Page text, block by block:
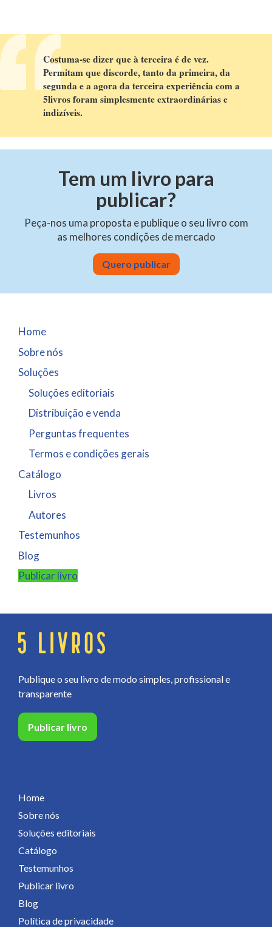
Costuma-se dizer que à terceira é de vez.
Permitam que discorde, tanto da primeira, da
segunda e a agora da terceira experiência com a
5livros foram simplesmente extraordinárias e
indizíveis.
Tem um livro para
publicar?
Peça-nos uma proposta e publique o seu livro com
as melhores condições de mercado
Quero publicar
Home
Sobre nós
Soluções
Soluções editoriais
Distribuição e venda
Perguntas frequentes
Termos e condições gerais
Catálogo
Livros
Autores
Testemunhos
Blog
Publicar livro
Publique o seu livro de modo simples, profissional e
transparente
Publicar livro
Home
Sobre nós
Soluções editoriais
Catálogo
Testemunhos
Publicar livro
Blog
Política de privacidade